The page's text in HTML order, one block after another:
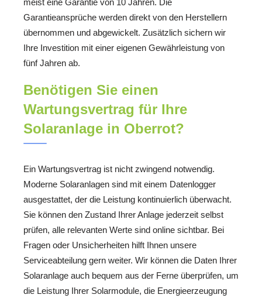
Garantieansprüche werden direkt von den Herstellern
übernommen und abgewickelt. Zusätzlich sichern wir
Ihre Investition mit einer eigenen Gewährleistung von
fünf Jahren ab.
Benötigen Sie einen
Wartungsvertrag für Ihre
Solaranlage in Oberrot?
Ein Wartungsvertrag ist nicht zwingend notwendig.
Moderne Solaranlagen sind mit einem Datenlogger
ausgestattet, der die Leistung kontinuierlich überwacht.
Sie können den Zustand Ihrer Anlage jederzeit selbst
prüfen, alle relevanten Werte sind online sichtbar. Bei
Fragen oder Unsicherheiten hilft Ihnen unsere
Serviceabteilung gern weiter. Wir können die Daten Ihrer
Solaranlage auch bequem aus der Ferne überprüfen, um
die Leistung Ihrer Solarmodule, die Energieerzeugung